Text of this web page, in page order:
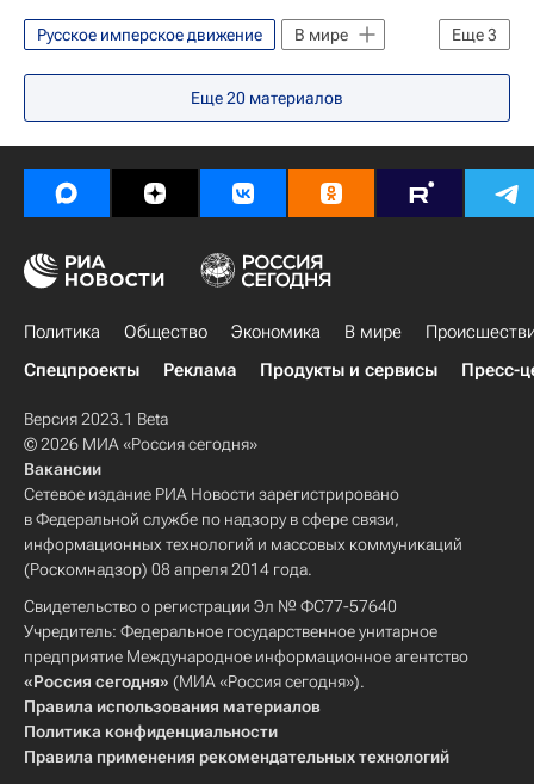
Еще3
Русское имперское движение
В мире
США
Дмитрий Песков
Еще20 материалов
Политика Общество Экономика В мире
Спецпроекты
Реклама Продукты и сервисы Пресс-
Версия 2023.1 Beta
© 2026 МИА «Россия сегодня»
Вакансии
Сетевое издание РИА Новости зарегистрировано
в Федеральной службе по надзору в сфере связи,
информационных технологий и массовых коммуникаций
(Роскомнадзор) 08 апреля 2014 года.
Свидетельство о регистрации Эл № ФС77-57640
Учредитель: Федеральное государственное унитарное
предприятие Международное информационное агентство
«Россия сегодня» (МИА «Россия сегодня»).
Правила использования материалов
Политика конфиденциальности
Правила применения рекомендательных технологий